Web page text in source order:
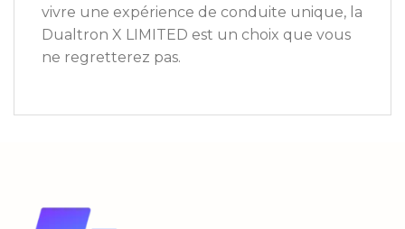
vivre une expérience de conduite unique, la
Dualtron X LIMITED est un choix que vous
ne regretterez pas.